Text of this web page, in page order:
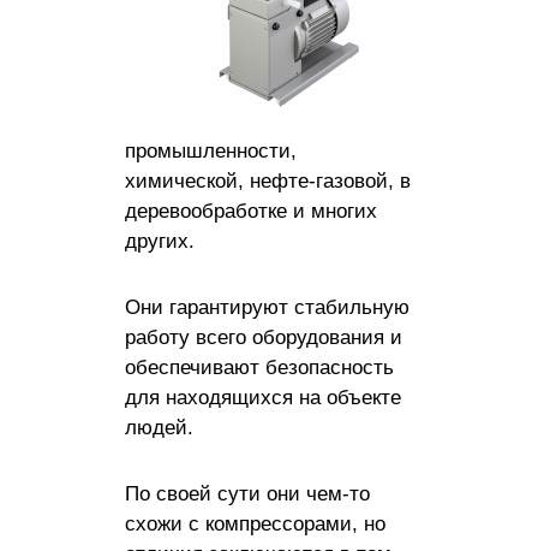
промышленности,
химической, нефте-газовой, в
деревообработке и многих
других.
Они гарантируют стабильную
работу всего оборудования и
обеспечивают безопасность
для находящихся на объекте
людей.
По своей сути они чем-то
схожи с компрессорами, но